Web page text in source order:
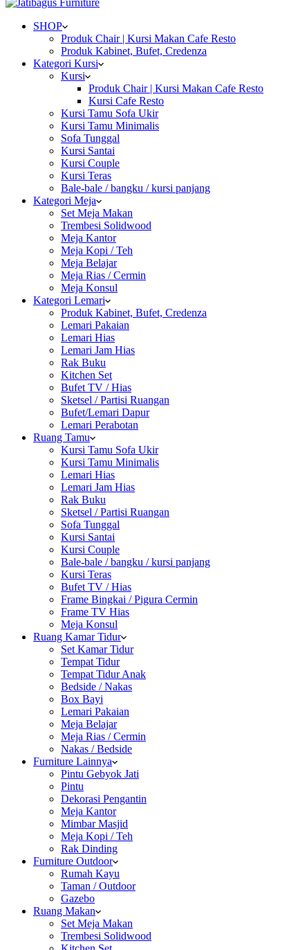
SHOP
Produk Chair | Kursi Makan Cafe Resto
Produk Kabinet, Bufet, Credenza
Kategori Kursi
Kursi
Produk Chair | Kursi Makan Cafe Resto
Kursi Cafe Resto
Kursi Tamu Sofa Ukir
Kursi Tamu Minimalis
Sofa Tunggal
Kursi Santai
Kursi Couple
Kursi Teras
Bale-bale / bangku / kursi panjang
Kategori Meja
Set Meja Makan
Trembesi Solidwood
Meja Kantor
Meja Kopi / Teh
Meja Belajar
Meja Rias / Cermin
Meja Konsul
Kategori Lemari
Produk Kabinet, Bufet, Credenza
Lemari Pakaian
Lemari Hias
Lemari Jam Hias
Rak Buku
Kitchen Set
Bufet TV / Hias
Sketsel / Partisi Ruangan
Bufet/Lemari Dapur
Lemari Perabotan
Ruang Tamu
Kursi Tamu Sofa Ukir
Kursi Tamu Minimalis
Lemari Hias
Lemari Jam Hias
Rak Buku
Sketsel / Partisi Ruangan
Sofa Tunggal
Kursi Santai
Kursi Couple
Bale-bale / bangku / kursi panjang
Kursi Teras
Bufet TV / Hias
Frame Bingkai / Pigura Cermin
Frame TV Hias
Meja Konsul
Ruang Kamar Tidur
Set Kamar Tidur
Tempat Tidur
Tempat Tidur Anak
Bedside / Nakas
Box Bayi
Lemari Pakaian
Meja Belajar
Meja Rias / Cermin
Nakas / Bedside
Furniture Lainnya
Pintu Gebyok Jati
Pintu
Dekorasi Pengantin
Meja Kantor
Mimbar Masjid
Meja Kopi / Teh
Rak Dinding
Furniture Outdoor
Rumah Kayu
Taman / Outdoor
Gazebo
Ruang Makan
Set Meja Makan
Trembesi Solidwood